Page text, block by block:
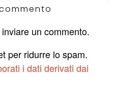
un commento.
per ridurre lo spam.
i dati derivati dai